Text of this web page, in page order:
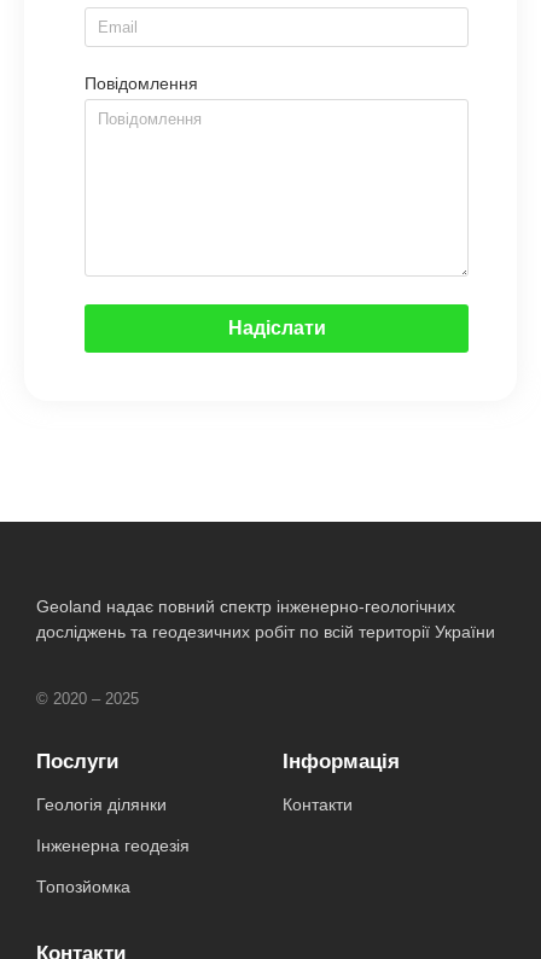
Повідомлення
Надіслати
Geoland надає повний спектр інженерно-геологічних
досліджень та геодезичних робіт по всій території України
© 2020 – 2025
Послуги
Геологія ділянки
Інженерна геодезія
Топозйомка
Інформація
Контакти
Контакти